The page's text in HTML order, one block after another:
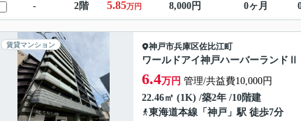
-
2階 5.85万円 8,000円 0ヶ月
賃貸マンション 神戸市兵庫区佐比江町
ワールドアイ神戸ハーバーランドⅡ
6.4万円 管理/共益費10,000円
22.46㎡ (1K) /築2年 /10階建
東海道本線 「 神戸 」駅 徒歩7分